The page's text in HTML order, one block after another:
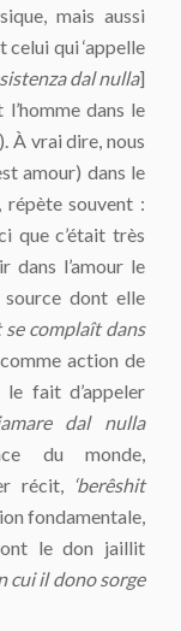
mais aussi
qui ‘appelle
dal nulla]
dans le
À vrai dire, nous
amour) dans le
souvent :
que c’était très
dans l’amour le
dont elle
se complaît dans
action de
fait d’appeler
dal nulla
du monde,
récit, ‘berêshit
fondamentale,
le don jaillit
cui il dono sorge